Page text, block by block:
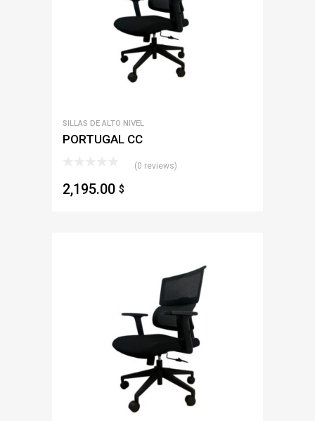
SILLAS DE ALTO NIVEL
PORTUGAL CC
(0 reviews)
2,195.00 $